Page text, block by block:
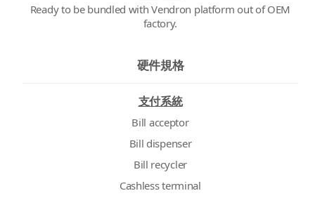
Ready to be bundled with Vendron platform out of OEM
factory.
硬件規格
支付系統
Bill acceptor
Bill dispenser
Bill recycler
Cashless terminal